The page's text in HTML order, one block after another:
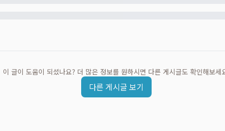
이 글이 도움이 되셨나요? 더 많은 정보를 원하시면 다른 게시글도 확인해보세
다른 게시글 보기